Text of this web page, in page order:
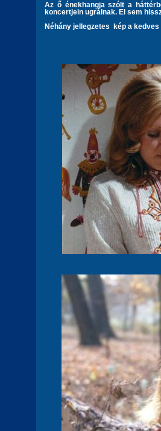
Az ő énekhangja szólt a
koncertjein ugrálnak. El sem
Néhány jellegzetes kép a kedves